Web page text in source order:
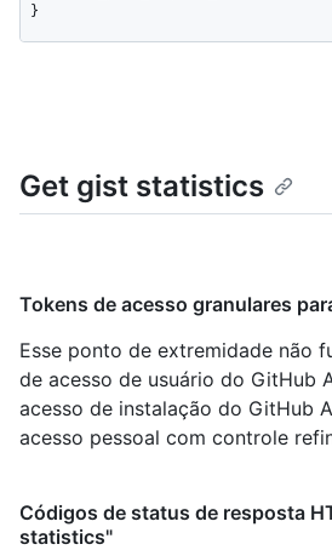
}
Get gist statistics
Tokens de acesso granulares
Esse ponto de extremidade não
de acesso de usuário do GitHub
acesso de instalação do GitHub
acesso pessoal com controle
Códigos de status de resposta
statistics"